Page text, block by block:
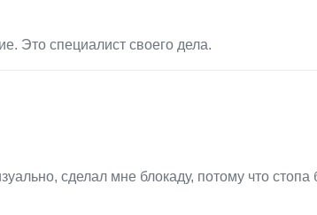
Это специалист своего дела.
сделал мне блокаду, потому что стопа